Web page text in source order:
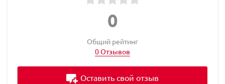
0
Общий рейтинг
0 Отзывов
Оставить свой отзыв